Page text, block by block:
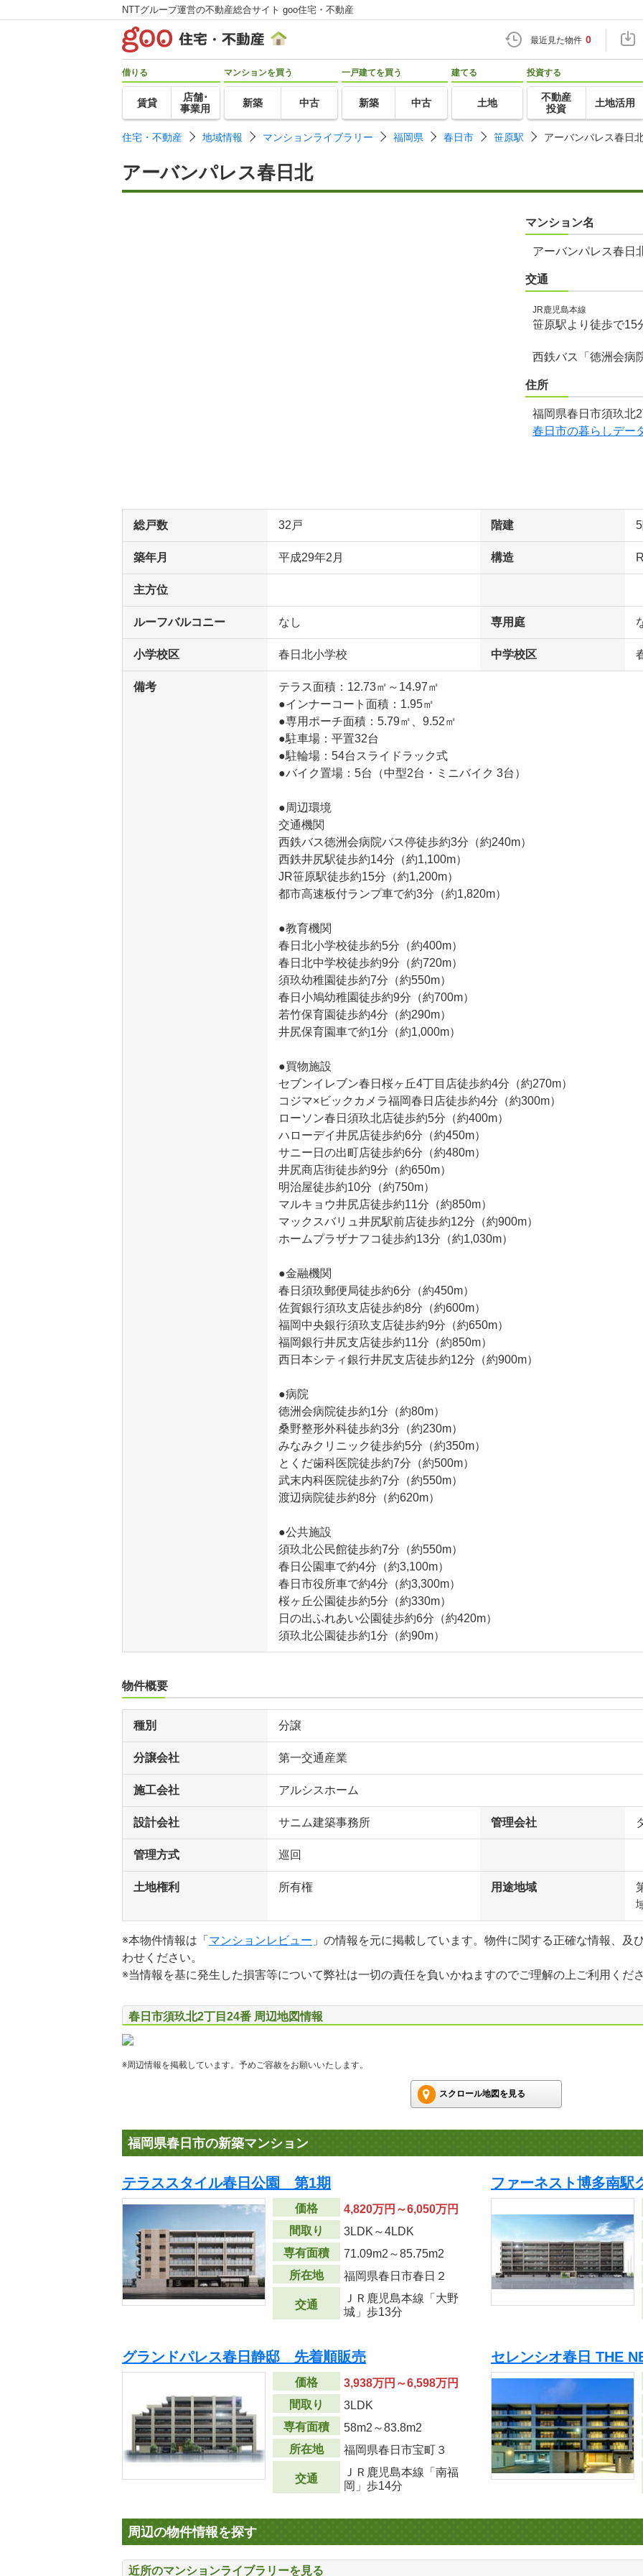
NTTグループ運営の不動産総合サイト goo住宅・不動産
最近見た物件 0
借りる
賃貸
店舗･
事業用
マンションを買う
新築 中古
一戸建てを買う
新築 中古
建てる
土地
投資する
不動産
投資
土地活用
住宅・不動産 地域情報 マンションライブラリー 福岡県 春日市 笹原駅 アーバンパレス春日
アーバンパレス春日北
マンション名
アーバンパレス春日
交通
JR鹿児島本線
笹原駅より徒歩で15
西鉄バス「徳洲会病
住所
福岡県春日市須玖北
春日市の暮らしデー
総戸数 32戸 階建
築年月 平成29年2月 構造
主方位
ルーフバルコニー なし 専用庭
小学校区 春日北小学校 中学校区
備考
テラス面積：12.73㎡～14.97㎡
●インナーコート面積：1.95㎡
●専用ポーチ面積：5.79㎡、9.52㎡
●駐車場：平置32台
●駐輪場：54台スライドラック式
●バイク置場：5台（中型2台・ミニバイク 3台）
●周辺環境
交通機関
西鉄バス徳洲会病院バス停徒歩約3分（約240m）
西鉄井尻駅徒歩約14分（約1,100m）
JR笹原駅徒歩約15分（約1,200m）
都市高速板付ランプ車で約3分（約1,820m）
●教育機関
春日北小学校徒歩約5分（約400m）
春日北中学校徒歩約9分（約720m）
須玖幼稚園徒歩約7分（約550m）
春日小鳩幼稚園徒歩約9分（約700m）
若竹保育園徒歩約4分（約290m）
井尻保育園車で約1分（約1,000m）
●買物施設
セブンイレブン春日桜ヶ丘4丁目店徒歩約4分（約270m）
コジマ×ビックカメラ福岡春日店徒歩約4分（約300m）
ローソン春日須玖北店徒歩約5分（約400m）
ハローデイ井尻店徒歩約6分（約450m）
サニー日の出町店徒歩約6分（約480m）
井尻商店街徒歩約9分（約650m）
明治屋徒歩約10分（約750m）
マルキョウ井尻店徒歩約11分（約850m）
マックスバリュ井尻駅前店徒歩約12分（約900m）
ホームプラザナフコ徒歩約13分（約1,030m）
●金融機関
春日須玖郵便局徒歩約6分（約450m）
佐賀銀行須玖支店徒歩約8分（約600m）
福岡中央銀行須玖支店徒歩約9分（約650m）
福岡銀行井尻支店徒歩約11分（約850m）
西日本シティ銀行井尻支店徒歩約12分（約900m）
●病院
徳洲会病院徒歩約1分（約80m）
桑野整形外科徒歩約3分（約230m）
みなみクリニック徒歩約5分（約350m）
とくだ歯科医院徒歩約7分（約500m）
武末内科医院徒歩約7分（約550m）
渡辺病院徒歩約8分（約620m）
●公共施設
須玖北公民館徒歩約7分（約550m）
春日公園車で約4分（約3,100m）
春日市役所車で約4分（約3,300m）
桜ヶ丘公園徒歩約5分（約330m）
日の出ふれあい公園徒歩約6分（約420m）
須玖北公園徒歩約1分（約90m）
物件概要
種別 分譲
分譲会社 第一交通産業
施工会社 アルシスホーム
設計会社 サニム建築事務所 管理会社
管理方式 巡回
土地権利 所有権 用途地域
※本物件情報は「 マンションレビュー 」の情報を元に掲載しています。物件に関する正確な情報、及
わせください。
※当情報を基に発生した損害等について弊社は一切の責任を負いかねますのでご理解の上ご利用くださ
春日市須玖北2丁目24番 周辺地図情報
※周辺情報を掲載しています。予めご容赦をお願いいたします。
スクロール地図を見る
福岡県春日市の新築マンション
テラススタイル春日公園 第1期
価格
4,820万円～6,050万円
間取り
3LDK～4LDK
専有面積
71.09m2 ～85.75m2
所在地
福岡県春日市春日２
交通
ＪＲ鹿児島本線「大野
城」歩13分
ファーネスト博多南駅
グランドパレス春日静邸 先着順販売
価格
3,938万円～6,598万円
間取り
3LDK
専有面積
58m2 ～83.8m2
所在地
福岡県春日市宝町３
交通
ＪＲ鹿児島本線「南福
岡」歩14分
セレンシオ春日 THE
周辺の物件情報を探す
近所のマンションライブラリーを見る